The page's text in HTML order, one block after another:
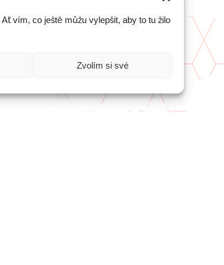
Ať vím, co ještě můžu vylepšit, aby to tu žilo
Zvolím si své